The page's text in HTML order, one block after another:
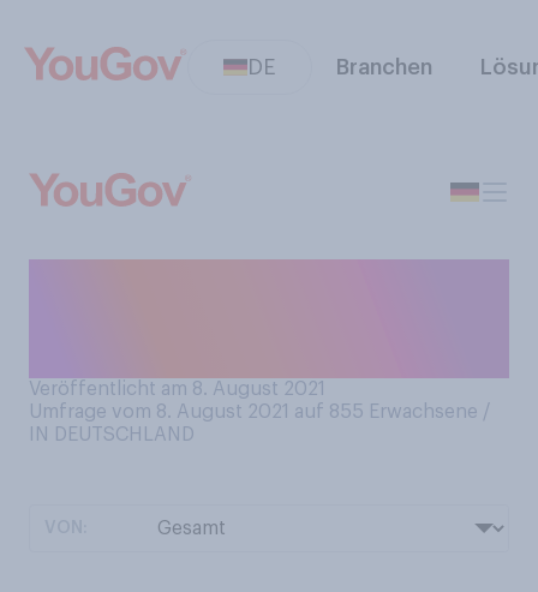
DE Branchen
Veröffentlicht am 8. August 2021
Umfrage vom 8. August 2021 auf 855 Erwachsene /
IN DEUTSCHLAND